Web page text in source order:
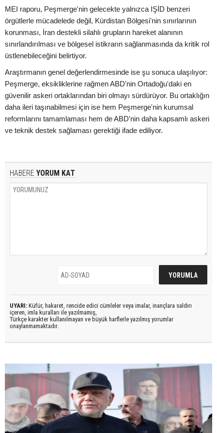
MEI raporu, Peşmerge'nin gelecekte yalnızca IŞİD benzeri
örgütlerle mücadelede değil, Kürdistan Bölgesi'nin sınırlarının
korunması, İran destekli silahlı grupların hareket alanının
sınırlandırılması ve bölgesel istikrarın sağlanmasında da kritik rol
üstlenebileceğini belirtiyor.
Araştırmanın genel değerlendirmesinde ise şu sonuca ulaşılıyor:
Peşmerge, eksikliklerine rağmen ABD'nin Ortadoğu'daki en
güvenilir askeri ortaklarından biri olmayı sürdürüyor. Bu ortaklığın
daha ileri taşınabilmesi için ise hem Peşmerge'nin kurumsal
reformlarını tamamlaması hem de ABD'nin daha kapsamlı askeri
ve teknik destek sağlaması gerektiği ifade ediliyor.
HABERE YORUM KAT
UYARI: Küfür, hakaret, rencide edici cümleler veya imalar, inançlara saldırı
içeren, imla kuralları ile yazılmamış,
Türkçe karakter kullanılmayan ve büyük harflerle yazılmış yorumlar
onaylanmamaktadır.